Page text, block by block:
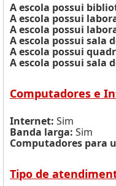
A escola possui
A escola possui
A escola possui
A escola possui sala
A escola possui
A escola possui sala
Computadores e
Internet: Sim
Banda larga: Sim
Computadores para
Tipo de